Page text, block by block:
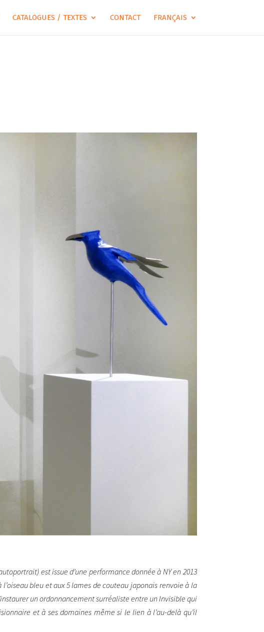
CATALOGUES / TEXTES CONTACT FRANÇAIS
est issue d’une performance donnée à NY en 2013
bleu et aux 5 lames de couteau japonais renvoie à la
un ordonnancement surréaliste entre un Invisible qui
et à ses domaines même si le lien à l’au-delà qu’il